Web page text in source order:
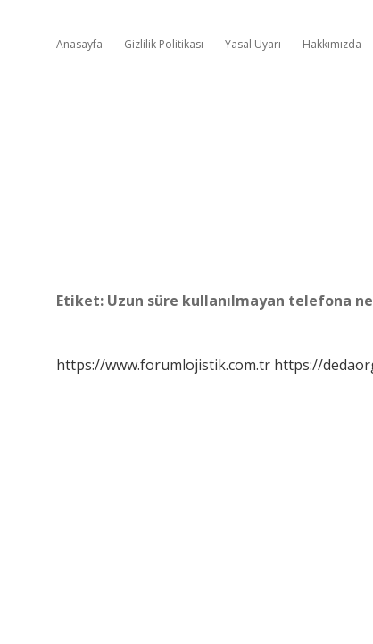
Anasayfa Gizlilik Politikası Yasal Uyarı Hakkımızda
Etiket: Uzun süre kullanılmayan telefona
https://www.forumlojistik.com.tr https://